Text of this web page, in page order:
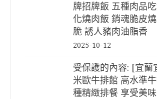
牌招牌飯 五種肉品
化燒肉飯 銷魂脆皮
脆 誘人豬肉油脂香
2025-10-12
受保護的內容: [宜蘭
米歐牛排館 高水準
種精緻排餐 享受美